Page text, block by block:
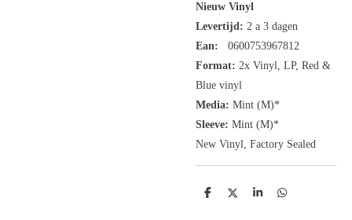
Nieuw Vinyl
Levertijd: 2 a 3 dagen
Ean: 0600753967812
Format: 2x Vinyl, LP, Red &
Blue vinyl
Media: Mint (M)*
Sleeve: Mint (M)*
New Vinyl, Factory Sealed
D
D
S
D